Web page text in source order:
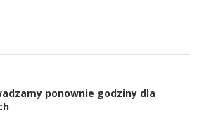
ponownie godziny dla